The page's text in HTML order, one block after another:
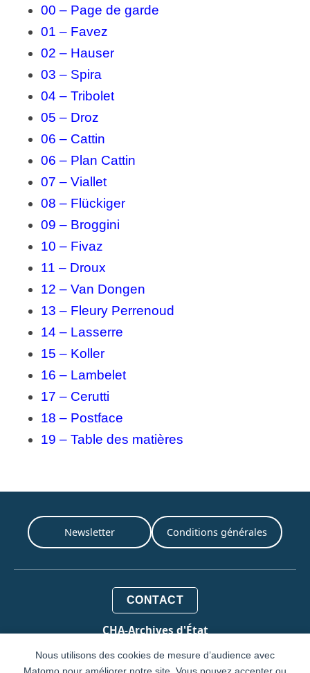
00 – Page de garde
01 – Favez
02 – Hauser
03 – Spira
04 – Tribolet
05 – Droz
06 – Cattin
06 – Plan Cattin
07 – Viallet
08 – Flückiger
09 – Broggini
10 – Fivaz
11 – Droux
12 – Van Dongen
13 – Fleury Perrenoud
14 – Lasserre
15 – Koller
16 – Lambelet
17 – Cerutti
18 – Postface
19 – Table des matières
Nous utilisons des cookies de mesure d’audience avec
Newsletter Conditions générales
CONTACT
CHA-Archives d'État
Rue de l'Hôtel-de-Ville 1
Case postale 3964